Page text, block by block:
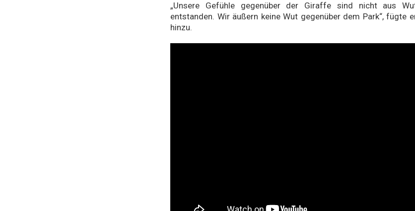
„Unsere Gefühle gegenüber der Giraffe sind nicht aus
entstanden. Wir äußern keine Wut gegenüber dem Park“, fügte
hinzu.